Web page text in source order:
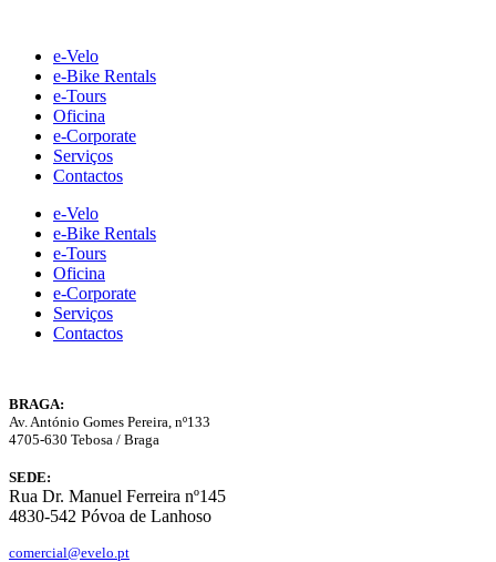
contente-Velo
e-Bike Rentals
e-Tours
Oficina
e-Corporate
Serviços
Contactos
e-Velo
e-Bike Rentals
e-Tours
Oficina
e-Corporate
Serviços
Contactos
BRAGA:
Av. António Gomes Pereira, nº133
4705-630 Tebosa / Braga
SEDE:
Rua Dr. Manuel Ferreira nº145
4830-542 Póvoa de Lanhoso
comercial@evelo.pt